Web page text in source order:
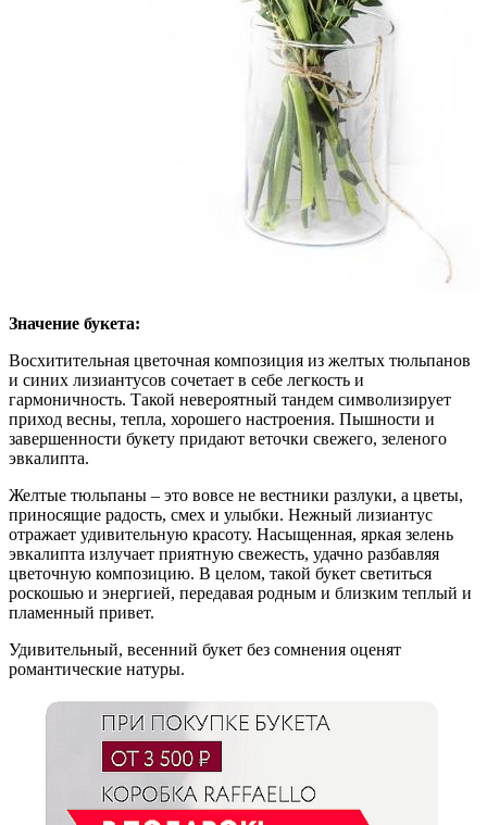
Значение букета:
Восхитительная цветочная композиция из желтых тюльпанов
и синих лизиантусов сочетает в себе легкость и
гармоничность. Такой невероятный тандем символизирует
приход весны, тепла, хорошего настроения. Пышности и
завершенности букету придают веточки свежего, зеленого
эвкалипта.
Желтые тюльпаны – это вовсе не вестники разлуки, а цветы,
приносящие радость, смех и улыбки. Нежный лизиантус
отражает удивительную красоту. Насыщенная, яркая зелень
эвкалипта излучает приятную свежесть, удачно разбавляя
цветочную композицию. В целом, такой букет светиться
роскошью и энергией, передавая родным и близким теплый и
пламенный привет.
Удивительный, весенний букет без сомнения оценят
романтические натуры.